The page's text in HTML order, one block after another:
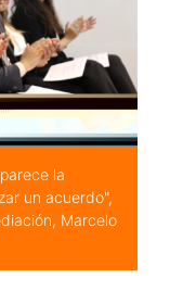
la
un acuerdo",
Marcelo